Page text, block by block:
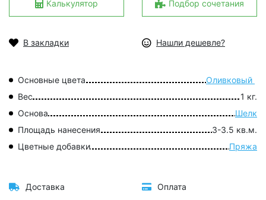
Калькулятор Подбор сочетания
В закладки Нашли дешевле?
Основные цвета
Оливковый
Вес
1 кг.
Основа
Шелк
Площадь нанесения
3-3.5 кв.м.
Цветные добавки
Пряжа
Доставка Оплата